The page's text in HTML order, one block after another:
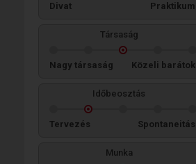
Divat Praktikum
Társaság
Nagy társaság Közeli barátok
Időbeosztás
Tervezés Spontaneitás
Munka